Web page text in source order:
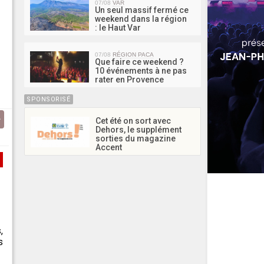
07/08 VAR
Un seul massif fermé ce
weekend dans la région
: le Haut Var
07/08 RÉGION PACA
Que faire ce weekend ?
10 événements à ne pas
rater en Provence
SPONSORISÉ
Cet été on sort avec
Dehors, le supplément
sorties du magazine
Accent